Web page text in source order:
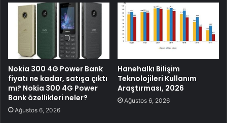
Nokia 300 4G Power Bank
fiyatı ne kadar, satışa çıktı
mı? Nokia 300 4G Power
Bank özellikleri neler?
Ağustos 6, 2026
Hanehalkı Bilişim
Teknolojileri Kullanım
Araştırması, 2026
Ağustos 6, 2026